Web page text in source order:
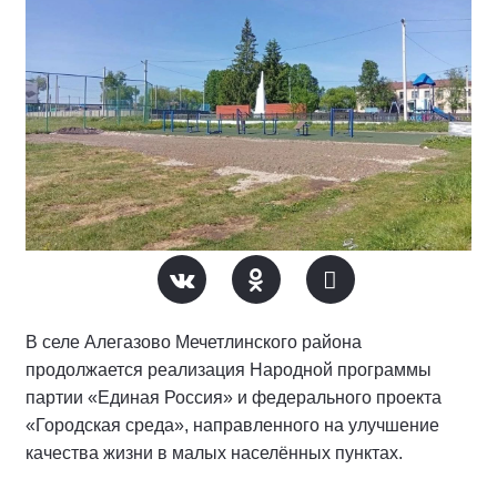
В селе Алегазово Мечетлинского района
продолжается реализация Народной программы
партии «Единая Россия» и федерального проекта
«Городская среда», направленного на улучшение
качества жизни в малых населённых пунктах.